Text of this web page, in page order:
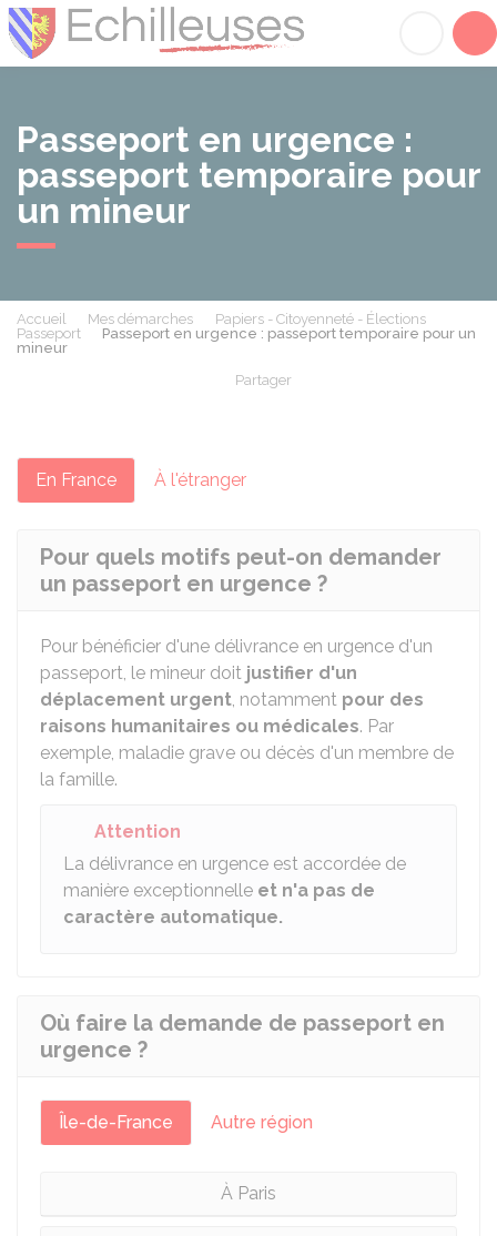
Passeport en urgence :
passeport temporaire pour
un mineur
Accueil Mes démarches
Papiers - Citoyenneté - Élections
Passeport
Passeport en urgence : passeport temporaire pour un
mineur
Partager
En France À l'étranger
Pour quels motifs peut-on demander
un passeport en urgence ?
Pour bénéficier d'une délivrance en urgence d'un
passeport, le mineur doit justifier d'un
déplacement urgent, notamment pour des
raisons humanitaires ou médicales. Par
exemple, maladie grave ou décès d'un membre de
la famille.
Attention
La délivrance en urgence est accordée de
manière exceptionnelle et n'a pas de
caractère automatique.
Où faire la demande de passeport en
urgence ?
Île-de-France Autre région
À Paris